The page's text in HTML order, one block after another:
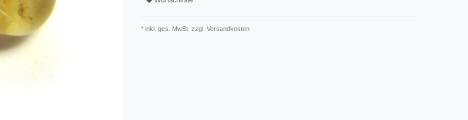
* inkl. ges. MwSt. zzgl. Versandkosten